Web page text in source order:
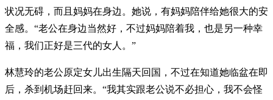
状况无碍，而且妈妈在身边。她说，有妈妈陪伴给她很大的安
全感。“老公在身边当然好，不过妈妈陪着我，也是另一种幸
福，我们正好是三代的女人。”
林慧玲的老公原定女儿出生隔天回国，不过在知道她临盆在即
后，杀到机场赶回来。“我其实跟老公说不必担心，我不会怪